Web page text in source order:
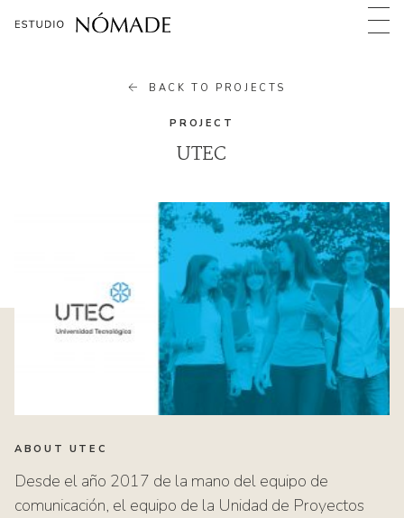
BACK TO PROJECTS
PROJECT
UTEC
ABOUT UTEC
Desde el año 2017 de la mano del equipo de
comunicación, el equipo de la Unidad de Proyectos